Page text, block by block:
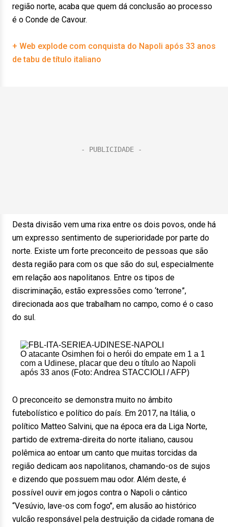
região norte, acaba que quem dá conclusão ao processo
é o Conde de Cavour.
+ Web explode com conquista do Napoli após 33 anos
de tabu de título italiano
Desta divisão vem uma rixa entre os dois povos, onde há
um expresso sentimento de superioridade por parte do
norte. Existe um forte preconceito de pessoas que são
desta região para com os que são do sul, especialmente
em relação aos napolitanos. Entre os tipos de
discriminação, estão expressões como ‘terrone”,
direcionada aos que trabalham no campo, como é o caso
do sul.
O atacante Osimhen foi o herói do empate em 1 a 1
com a Udinese, placar que deu o título ao Napoli
após 33 anos (Foto: Andrea STACCIOLI / AFP)
O preconceito se demonstra muito no âmbito
futebolístico e político do país. Em 2017, na Itália, o
político Matteo Salvini, que na época era da Liga Norte,
partido de extrema-direita do norte italiano, causou
polêmica ao entoar um canto que muitas torcidas da
região dedicam aos napolitanos, chamando-os de sujos
e dizendo que possuem mau odor. Além deste, é
possível ouvir em jogos contra o Napoli o cântico
“Vesúvio, lave-os com fogo’’, em alusão ao histórico
vulcão responsável pela destruição da cidade romana de